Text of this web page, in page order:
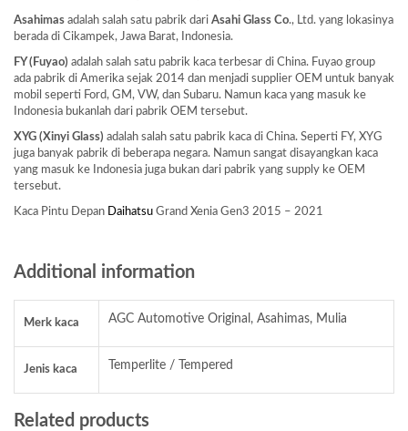
Asahimas adalah salah satu pabrik dari Asahi Glass Co., Ltd. yang lokasinya
berada di Cikampek, Jawa Barat, Indonesia.
FY (Fuyao) adalah salah satu pabrik kaca terbesar di China. Fuyao group
ada pabrik di Amerika sejak 2014 dan menjadi supplier OEM untuk banyak
mobil seperti Ford, GM, VW, dan Subaru. Namun kaca yang masuk ke
Indonesia bukanlah dari pabrik OEM tersebut.
XYG (Xinyi Glass) adalah salah satu pabrik kaca di China. Seperti FY, XYG
juga banyak pabrik di beberapa negara. Namun sangat disayangkan kaca
yang masuk ke Indonesia juga bukan dari pabrik yang supply ke OEM
tersebut.
Kaca Pintu Depan Daihatsu Grand Xenia Gen3 2015 – 2021
Additional information
Merk kaca AGC Automotive Original, Asahimas, Mulia
Jenis kaca Temperlite / Tempered
Related products